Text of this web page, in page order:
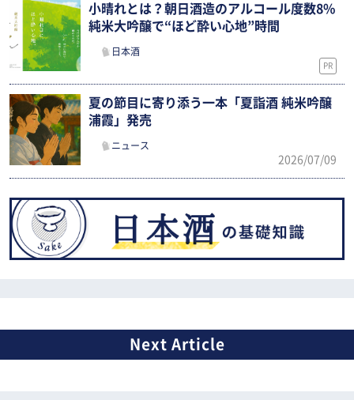
小晴れとは？朝日酒造のアルコール度数8%
純米大吟醸で“ほど酔い心地”時間
日本酒
PR
夏の節目に寄り添う一本「夏詣酒 純米吟醸
浦霞」発売
ニュース
2026/07/09